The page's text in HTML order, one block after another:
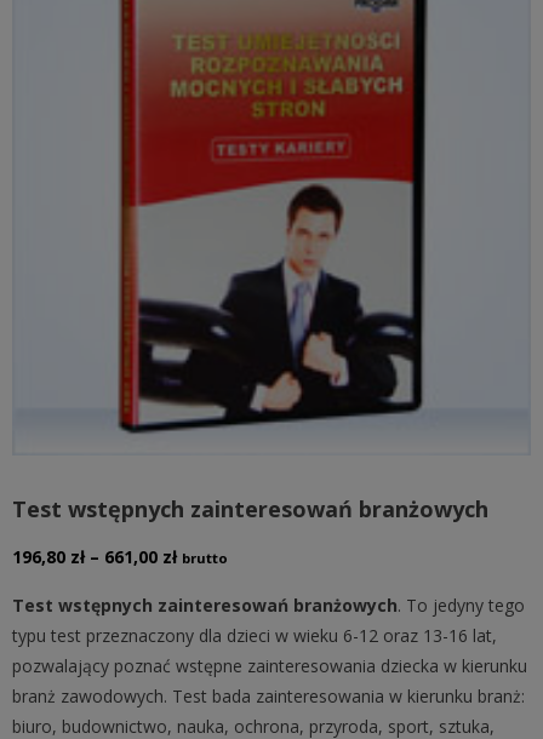
Test wstępnych zainteresowań branżowych
196,80 zł – 661,00 złZakres
od
196,80 zł
do
661,00 zł
brutto
Test wstępnych zainteresowań branżowych. To jedyny tego
typu test przeznaczony dla dzieci w wieku 6-12 oraz 13-16 lat,
pozwalający poznać wstępne zainteresowania dziecka w kierunku
branż zawodowych. Test bada zainteresowania w kierunku branż:
biuro, budownictwo, nauka, ochrona, przyroda, sport, sztuka,